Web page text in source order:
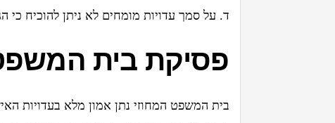
ד. על סמך עדויות מומחים לא ניתן להוכיח כי
פסיקת בית
בית המשפט המחוזי נתן אמון מלא בעדויות